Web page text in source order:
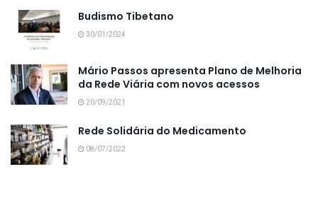
Budismo Tibetano
30/01/2024
Mário Passos apresenta Plano de Melhoria
da Rede Viária com novos acessos
20/09/2021
Rede Solidária do Medicamento
08/07/2022